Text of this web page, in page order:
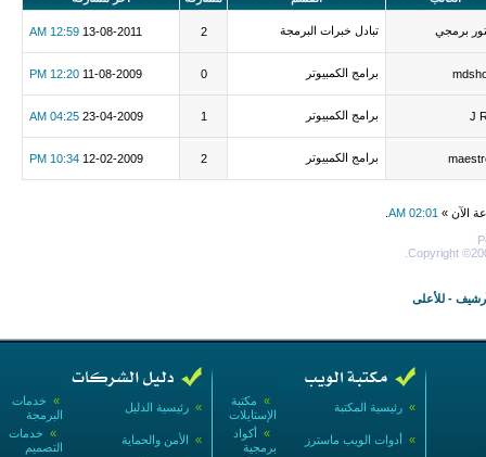
برمجي تبادل خبرات البرمجة 2
13-08-2011
12:59 AM
برامج الكمبيوتر 0
11-08-2009
12:20 PM
J برامج الكمبيوتر 1
23-04-2009
04:25 AM
برامج الكمبيوتر 2
12-02-2009
10:34 PM
الآن » 02:01 AM
Copyright
- للأعلى
» خدمات
البرمجة
» رئيسية الدليل
» خدمات
التصميم
» الأمن والحماية
» مكتبة
الإستايلات
» رئيسية المكتبة
» أكواد
برمجية
» أدوات الويب ماسترز